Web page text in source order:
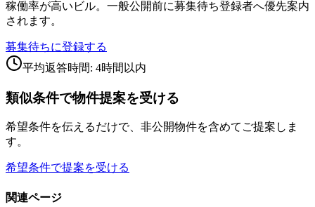
稼働率が高いビル。一般公開前に募集待ち登録者へ優先案内
されます。
募集待ちに登録する
平均返答時間: 4時間以内
類似条件で物件提案を受ける
希望条件を伝えるだけで、非公開物件を含めてご提案しま
す。
希望条件で提案を受ける
関連ページ